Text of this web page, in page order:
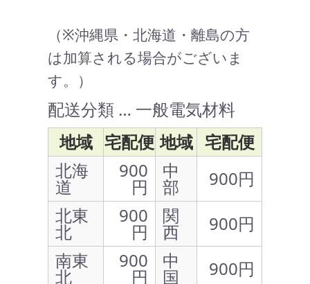
（※沖縄県・北海道・離島の方
は加算される場合がございま
す。）
配送分類 … 一般電気材料
地域 宅配便 地域 宅配便
北海
道
900
円
中
部
900円
北東
北
900
円
関
西
900円
南東
北
900
円
中
国
900円